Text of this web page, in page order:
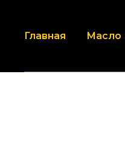
Главная Масло